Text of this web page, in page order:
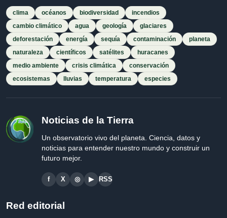
clima océanos biodiversidad
incendios
cambio climático
agua geología
glaciares
deforestación
energía sequía contaminación
planeta
naturaleza
científicos satélites
huracanes
medio ambiente
crisis climática
conservación
ecosistemas
lluvias temperatura especies
Noticias de la Tierra
Un observatorio vivo del planeta. Ciencia, datos y
noticias para entender nuestro mundo y construir un
futuro mejor.
f X ◎ ▶ RSS
Red editorial